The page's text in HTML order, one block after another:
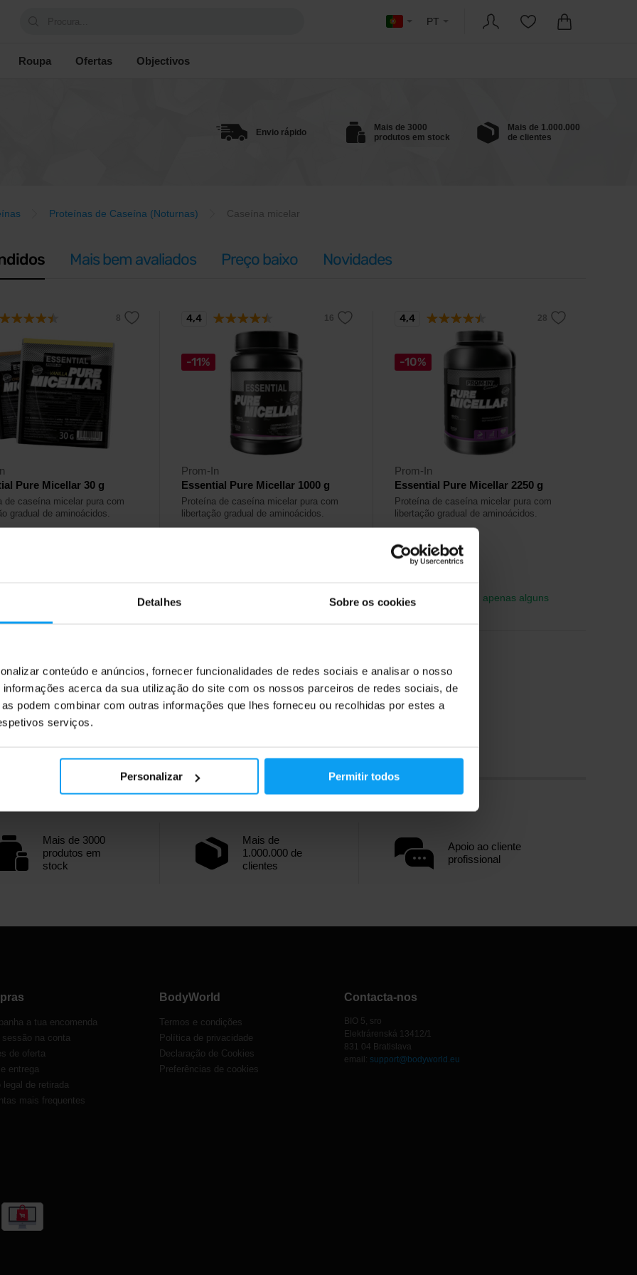
Detalhes Sobre os cookies
conteúdo e anúncios, fornecer funcionalidades de redes sociais e analisar o nosso
informações acerca da sua utilização do site com os nossos parceiros de redes sociais, de
podem combinar com outras informações que lhes forneceu ou recolhidas por estes a
serviços.
Personalizar Permitir todos
PT
Roupa Ofertas Objectivos
Envio rápido
Mais de 3000
produtos em stock
Mais de 1.000.000
de clientes
Proteínas de Caseína (Noturnas) Caseína micelar
Mais bem avaliados Preço baixo Novidades
Pure Micellar 30 g
de caseína micelar pura com
gradual de aminoácidos.
-11%
Prom-In
Essential Pure Micellar 1000 g
Proteína de caseína micelar pura com
libertação gradual de aminoácidos.
49,99€
4,4
-10%
Prom-In
Essential Pure Micellar 2250 g
Proteína de caseína micelar pura com
libertação gradual de aminoácidos.
87,99€
97,49€
Em stock
- restam apenas alguns
artigos
4,4
Mais de 3000
produtos em
stock
Mais de
1.000.000 de
clientes
Apoio ao cliente
profissional
a tua encomenda
sessão na conta
de oferta
entrega
legal de retirada
mais frequentes
BodyWorld
Termos e condições
Política de privacidade
Declaração de Cookies
Preferências de cookies
Contacta-nos
BIO 5, sro
Elektrárenská 13412/1
831 04 Bratislava
email: support@bodyworld.eu